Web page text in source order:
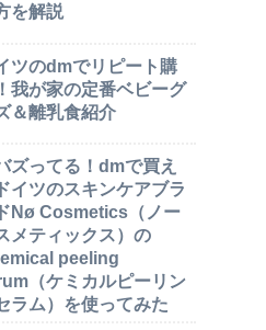
を解説
ツのdmでリピート購
我が家の定番ベビーグ
＆離乳食紹介
ズってる！dmで買え
イツのスキンケアブラ
Nø Cosmetics（ノー
メティックス）の
peeling
（ケミカルピーリン
ラム）を使ってみた